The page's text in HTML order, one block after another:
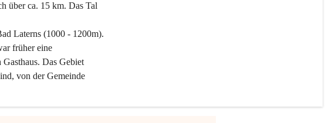
über ca. 15 km. Das Tal
Laterns (1000 - 1200m).
früher eine
Das Gebiet
von der Gemeinde